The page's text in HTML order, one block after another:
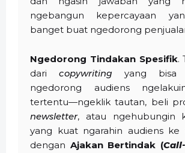
ngebangun kepercayaan
banget buat ngedorong
Ngedorong Tindakan Spesifik.
dari copywriting yang bisa
ngedorong audiens
tertentu—ngeklik tautan, beli
newsletter, atau ngehubungin
yang kuat ngarahin audiens ke
dengan Ajakan Bertindak (